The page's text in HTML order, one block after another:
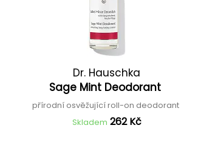
Dr. Hauschka
Sage Mint Deodorant
přírodní osvěžující roll-on deodorant
Skladem 262 Kč